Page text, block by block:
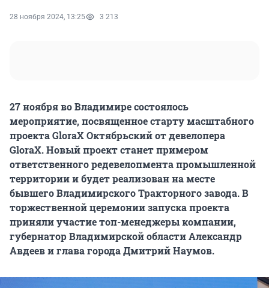
28 ноября 2024, 13:25 3 213
27 ноября во Владимире состоялось
мероприятие, посвященное старту масштабного
проекта GloraX Октябрьский от девелопера
GloraX. Новый проект станет примером
ответственного редевелопмента промышленной
территории и будет реализован на месте
бывшего Владимирского Тракторного завода. В
торжественной церемонии запуска проекта
приняли участие топ-менеджеры компании,
губернатор Владимирской области Александр
Авдеев и глава города Дмитрий Наумов.